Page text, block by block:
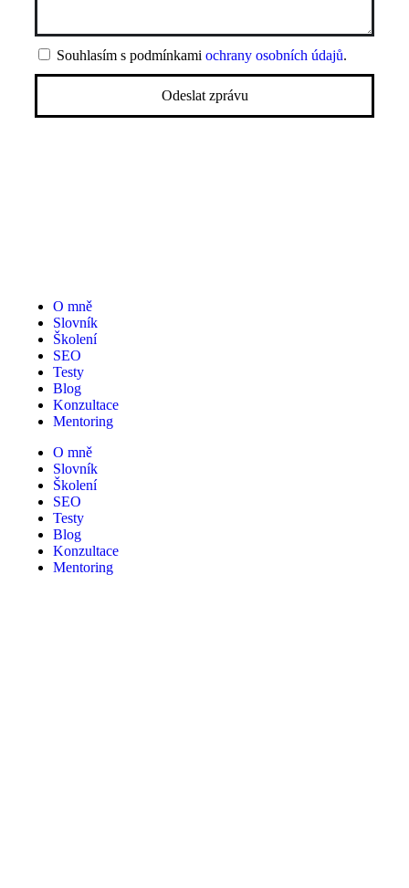
Souhlasím s podmínkami ochrany osobních údajů.
Odeslat zprávu
O mně
Slovník
Školení
SEO
Testy
Blog
Konzultace
Mentoring
O mně
Slovník
Školení
SEO
Testy
Blog
Konzultace
Mentoring